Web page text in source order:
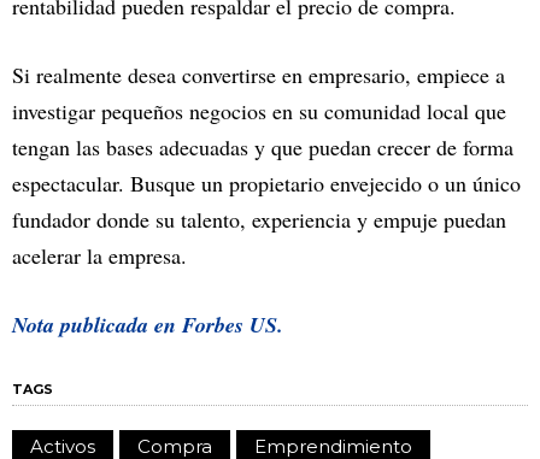
rentabilidad pueden respaldar el precio de compra.
Si realmente desea convertirse en empresario, empiece a
investigar pequeños negocios en su comunidad local que
tengan las bases adecuadas y que puedan crecer de forma
espectacular. Busque un propietario envejecido o un único
fundador donde su talento, experiencia y empuje puedan
acelerar la empresa.
Nota publicada enForbes US.
TAGS
Activos Compra
Emprendimiento